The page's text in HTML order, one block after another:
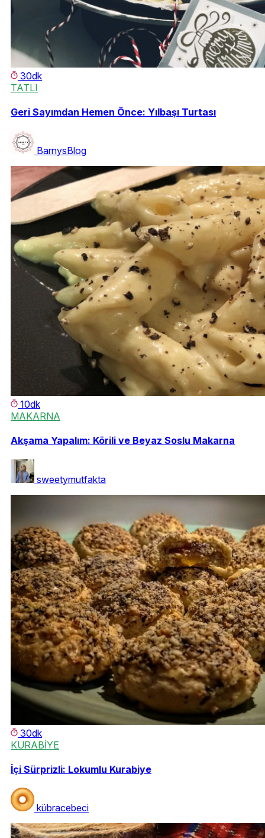
30dk
TATLI
Geri Sayımdan Hemen Önce: Yılbaşı Turtası
BarnysBlog
10dk
MAKARNA
Akşama Yapalım: Körili ve Beyaz Soslu Makarna
sweetymutfakta
30dk
KURABİYE
İçi Sürprizli: Lokumlu Kurabiye
kübracebeci